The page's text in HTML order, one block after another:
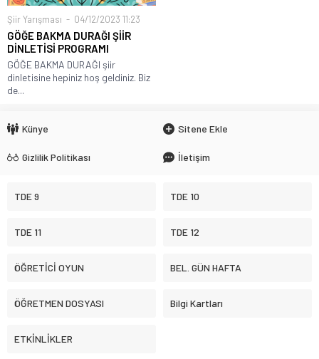
Şiir Yarışması 04/12/2023 11:23
GÖĞE BAKMA DURAĞI ŞİİR
DİNLETİSİ PROGRAMI
GÖĞE BAKMA DURAĞI şiir
dinletisine hepiniz hoş geldiniz. Biz
de...
Künye Sitene Ekle
Gizlilik Politikası İletişim
TDE 9 TDE 10
TDE 11 TDE 12
ÖĞRETİCİ OYUN BEL. GÜN HAFTA
ÖĞRETMEN DOSYASI Bilgi Kartları
ETKİNLİKLER